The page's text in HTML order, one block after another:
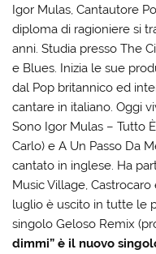
Igor Mulas, Cantautore
diploma di ragioniere si
anni. Studia presso The
e Blues. Inizia le sue
dal Pop britannico ed
cantare in italiano. Oggi
Sono Igor Mulas – Tutto
Carlo) e A Un Passo Da
cantato in inglese. Ha
Music Village,
luglio è uscito in tutte le
singolo Geloso Remix
dimmi” è il nuovo